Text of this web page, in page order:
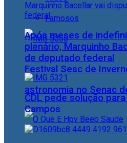
Famosos
Festival Sesc de
astronomia no Senac
Após meses de
plenário, Marquinho
de deputado federal
CDL pede solução
Campos